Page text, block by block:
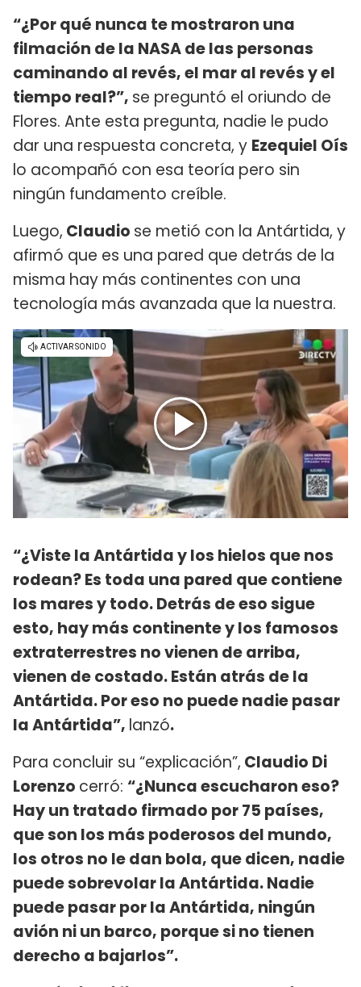
“¿Por qué nunca te mostraron una
filmación de la NASA de las personas
caminando al revés, el mar al revés y el
tiempo real?”, se preguntó el oriundo de
Flores. Ante esta pregunta, nadie le pudo
dar una respuesta concreta, y Ezequiel Oís
lo acompañó con esa teoría pero sin
ningún fundamento creíble.
Luego, Claudio se metió con la Antártida, y
afirmó que es una pared que detrás de la
misma hay más continentes con una
tecnología más avanzada que la nuestra.
“¿Viste la Antártida y los hielos que nos
rodean? Es toda una pared que contiene
los mares y todo. Detrás de eso sigue
esto, hay más continente y los famosos
extraterrestres no vienen de arriba,
vienen de costado. Están atrás de la
Antártida. Por eso no puede nadie pasar
la Antártida”, lanzó.
Para concluir su “explicación”, Claudio Di
Lorenzo cerró: “¿Nunca escucharon eso?
Hay un tratado firmado por 75 países,
que son los más poderosos del mundo,
los otros no le dan bola, que dicen, nadie
puede sobrevolar la Antártida. Nadie
puede pasar por la Antártida, ningún
avión ni un barco, porque si no tienen
derecho a bajarlos”.